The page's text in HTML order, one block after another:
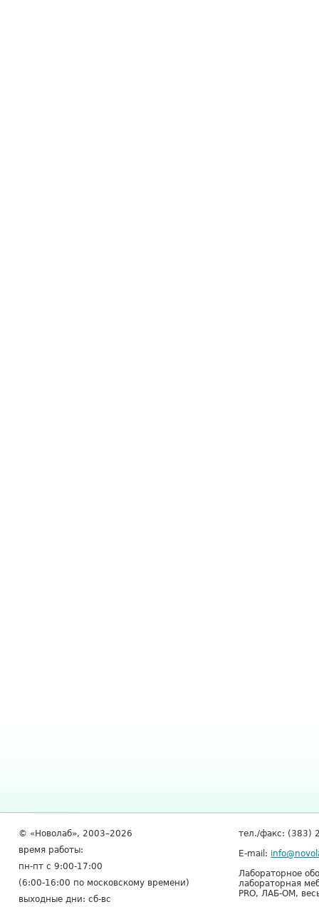
© «Новолаб», 2003–2026
время работы:
пн-пт с 9:00-17:00
(6:00-16:00 по московскому времени)
выходные дни: сб-вс
тел./факс: (383)
E-mail:
Лабораторное
лабораторная
PRO, ЛАБ-ОМ,